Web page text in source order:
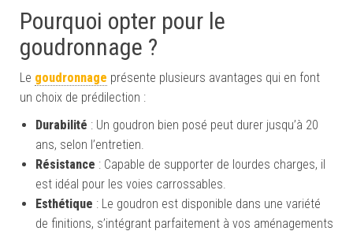
Pourquoi opter pour le
goudronnage ?
Le goudronnage présente plusieurs avantages qui en font
un choix de prédilection :
Durabilité : Un goudron bien posé peut durer jusqu’à 20
ans, selon l’entretien.
Résistance : Capable de supporter de lourdes charges, il
est idéal pour les voies carrossables.
Esthétique : Le goudron est disponible dans une variété
de finitions, s’intégrant parfaitement à vos aménagements